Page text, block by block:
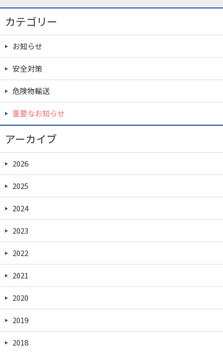
カテゴリー
お知らせ
安全対策
危険物輸送
重要なお知らせ
アーカイブ
2026
2025
2024
2023
2022
2021
2020
2019
2018